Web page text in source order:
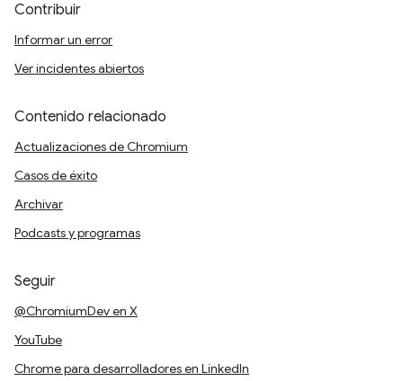
Contribuir
Informar un error
Ver incidentes abiertos
Contenido relacionado
Actualizaciones de Chromium
Casos de éxito
Archivar
Podcasts y programas
Seguir
@ChromiumDev en X
YouTube
Chrome para desarrolladores en LinkedIn